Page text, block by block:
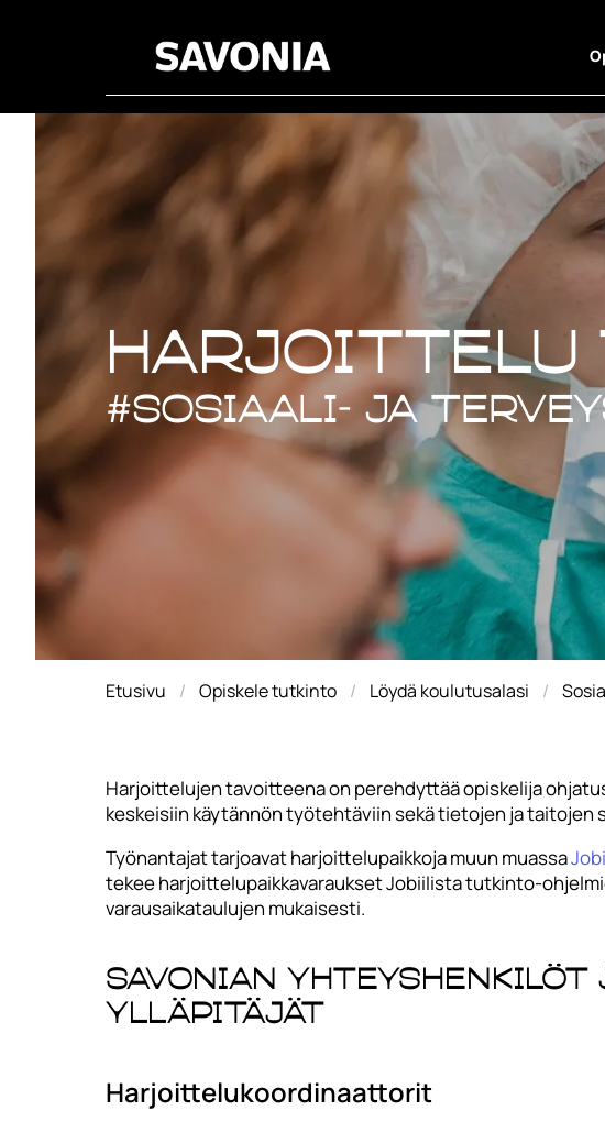
Harjoittelu
Harjoittelu
#sosiaali- ja
Etusivu Opiskele tutkinto Löydä koulutusalasi
Harjoittelujen tavoitteena on perehdyttää opiskelija
keskeisiin käytännön työtehtäviin sekä tietojen ja taitojen
Työnantajat tarjoavat harjoittelupaikkoja muun muassa
tekee harjoittelupaikkavaraukset Jobiilista tutkinto-
varausaikataulujen mukaisesti.
Savonian yhteyshenkilöt
ylläpitäjät
Harjoittelukoordinaattorit